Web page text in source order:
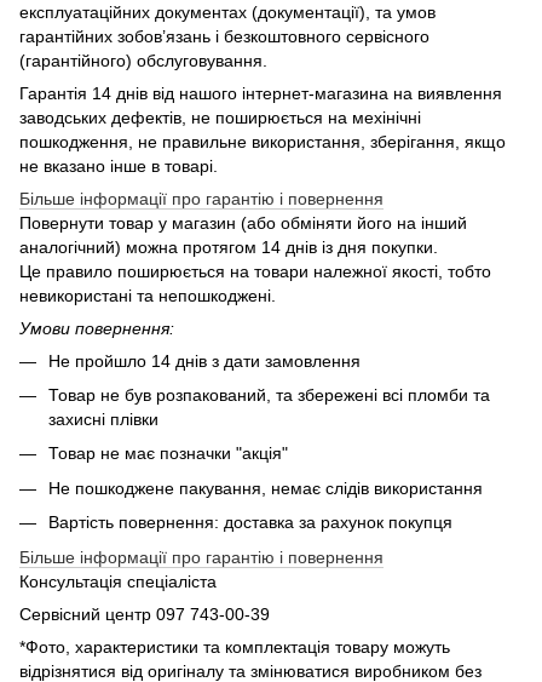
експлуатаційних документах (документації), та умов
гарантійних зобов’язань і безкоштовного сервісного
(гарантійного) обслуговування.
Гарантія 14 днів від нашого інтернет-магазина на виявлення
заводських дефектів, не поширюється на мехінічні
пошкодження, не правильне використання, зберігання, якщо
не вказано інше в товарі.
Більше інформації про гарантію і повернення
Повернути товар у магазин (або обміняти його на інший
аналогічний) можна протягом 14 днів із дня покупки.
Це правило поширюється на товари належної якості, тобто
невикористані та непошкоджені.
Умови повернення:
Не пройшло 14 днів з дати замовлення
Товар не був розпакований, та збережені всі пломби та
захисні плівки
Товар не має позначки "акція"
Не пошкоджене пакування, немає слідів використання
Вартість повернення: доставка за рахунок покупця
Більше інформації про гарантію і повернення
Консультація спеціаліста
Сервісний центр 097 743-00-39
*Фото, характеристики та комплектація товару можуть
відрізнятися від оригіналу та змінюватися виробником без